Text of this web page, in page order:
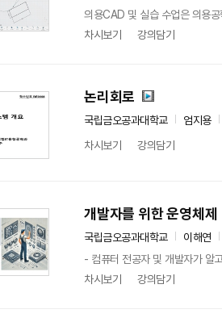
의용CAD 및 실습 수업은 의용
차시보기
강의담기
논리회로
국립금오공과대학교
엄지용
차시보기
강의담기
개발자를 위한 운영체제
국립금오공과대학교
이해연
- 컴퓨터 전공자 및 개발자가 알
차시보기
강의담기